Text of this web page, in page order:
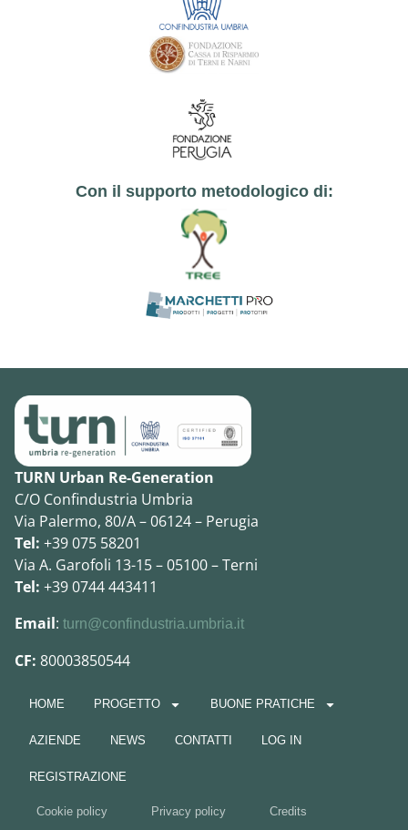
Con il supporto metodologico di:
TURN Urban Re-Generation
C/O Confindustria Umbria
Via Palermo, 80/A – 06124 – Perugia
Tel: +39 075 58201
Via A. Garofoli 13-15 – 05100 – Terni
Tel: +39 0744 443411
Email: turn@confindustria.umbria.it
CF: 80003850544
HOME PROGETTO BUONE PRATICHE
AZIENDE NEWS CONTATTI LOG IN
REGISTRAZIONE
Cookie policy Privacy policy Credits